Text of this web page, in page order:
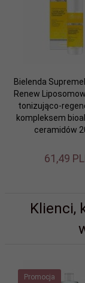
Bielenda
Renew
tonizująco-
kompleksem
ceramidów
61,49
Klienci,
Promocja